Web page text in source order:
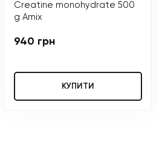
Creatine monohydrate 500
g Amix
940 грн
КУПИТИ